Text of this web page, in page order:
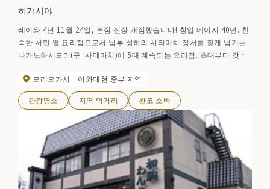
히가시야
레이와 4년 11월 24일, 본점 신장 개점했습니다! 창업 메이지 40년. 친
숙한 서민 옆 요리점으로서 남부 성하의 시타마치 정서를 짙게 남기는
나카노하시도리(구·사테마치)에 5대 계속되는 요리점. 초대부터 갓진
리와 모리오카 명물 완코 소바, 또 오리지날의 「남부 소바 회석」이나
「소바 행동」등에 마음껏 살리고 있습니다. ●히가시가 별관 모리오카시
나카노하시도리 1-8-4(※완코소바 불가. 원칙회식의 사전 예약만.)
모리오카시 이와테현 중부 지역
관광명소 지역 먹거리 완코 소바